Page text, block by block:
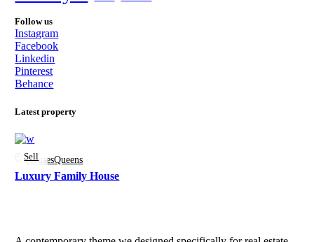
Follow us
Instagram
Facebook
Linkedin
Pinterest
Behance
Latest property
Sell
HousesQueens
Luxury Family House